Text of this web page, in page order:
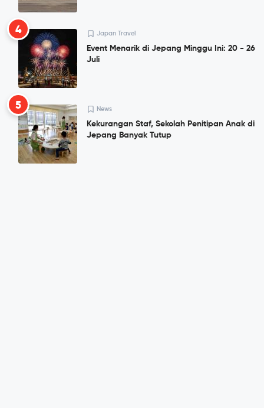
4 Japan Travel
Event Menarik di Jepang Minggu Ini: 20 - 26
Juli
5 News
Kekurangan Staf, Sekolah Penitipan Anak di
Jepang Banyak Tutup